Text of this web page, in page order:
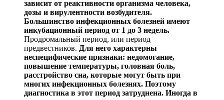
зависит от реактивности организма человека,
дозы и вирулентности возбудителя.
Большинство инфекционных болезней имеют
инкубационный период от 1 до 3 недель.
Продромальный период, или период
предвестников. Для него характерны
неспецифические признаки: недомогание,
повышение температуры, головная боль,
расстройство сна, которые могут быть при
многих инфекционных болезнях. Поэтому
диагностика в этот период затруднена. Иногда в